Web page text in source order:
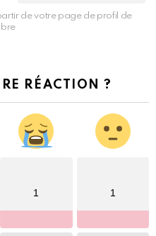
de votre page de profil de
RÉACTION ?
1 1